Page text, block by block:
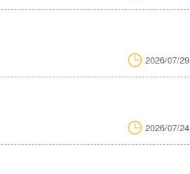
2026/07/29
2026/07/24